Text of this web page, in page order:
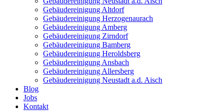
Gebäudereinigung Altdorf
Gebäudereinigung Herzogenaurach
Gebäudereinigung Amberg
Gebäudereinigung Zirndorf
Gebäudereinigung Bamberg
Gebäudereinigung Heroldsberg
Gebäudereinigung Ansbach
Gebäudereinigung Allersberg
Gebäudereinigung Neustadt a.d. Aisch
Blog
Jobs
Kontakt